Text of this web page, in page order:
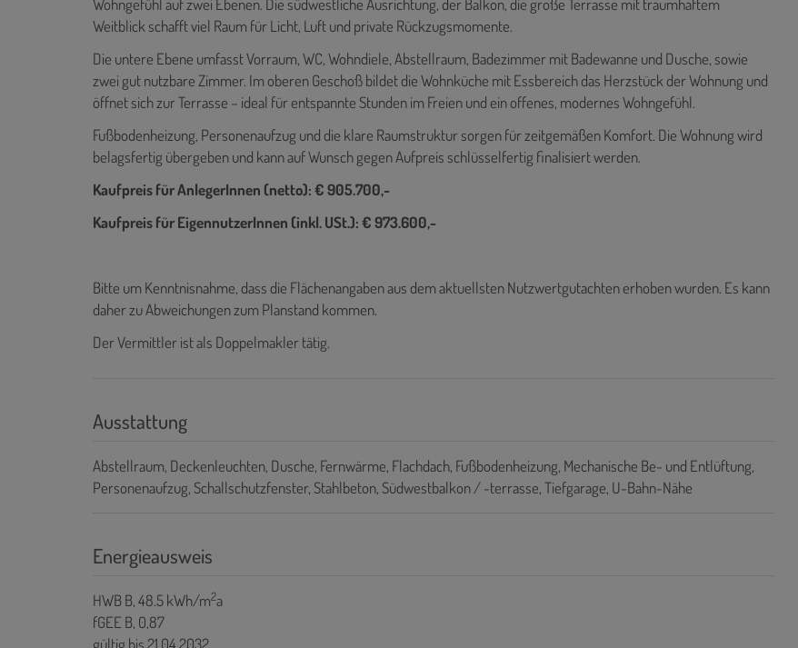
Wohngefühl auf zwei Ebenen. Die südwestliche Ausrichtung, der Balkon, die große Terrasse mit traumhaftem
Weitblick schafft viel Raum für Licht, Luft und private Rückzugsmomente.
Die untere Ebene umfasst Vorraum, WC, Wohndiele, Abstellraum, Badezimmer mit Badewanne und Dusche, sowie
zwei gut nutzbare Zimmer. Im oberen Geschoß bildet die Wohnküche mit Essbereich das Herzstück der Wohnung und
öffnet sich zur Terrasse – ideal für entspannte Stunden im Freien und ein offenes, modernes Wohngefühl.
Fußbodenheizung, Personenaufzug und die klare Raumstruktur sorgen für zeitgemäßen Komfort. Die Wohnung wird
belagsfertig übergeben und kann auf Wunsch gegen Aufpreis schlüsselfertig finalisiert werden.
Kaufpreis für AnlegerInnen (netto): € 905.700,-
Kaufpreis für EigennutzerInnen (inkl. USt.): € 973.600,-
Bitte um Kenntnisnahme, dass die Flächenangaben aus dem aktuellsten Nutzwertgutachten erhoben wurden. Es kann
daher zu Abweichungen zum Planstand kommen.
Der Vermittler ist als Doppelmakler tätig.
Ausstattung
Abstellraum Deckenleuchten Dusche Fernwärme Flachdach Fußbodenheizung Mechanische Be- und Entlüftung
Personenaufzug Schallschutzfenster Stahlbeton Südwestbalkon / -terrasse Tiefgarage U-Bahn-Nähe
Energieausweis
HWBB, 48.5 kWh/m2a
fGEE B, 0,87
gültig bis21.04.2032